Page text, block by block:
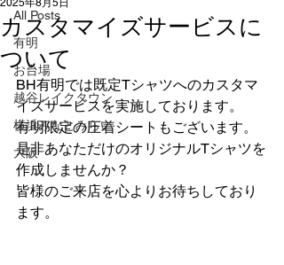
All Posts
有明
お台場
越谷レイクタウン
横浜みなとみらい
大阪
カスタマイズサービスに
ついて
2025年8月5日
BH有明では既定Tシャツへのカスタマ
イズサービスを実施しております。
有明限定の圧着シートもございます。
是非あなただけのオリジナルTシャツを
作成しませんか？
皆様のご来店を心よりお待ちしており
ます。